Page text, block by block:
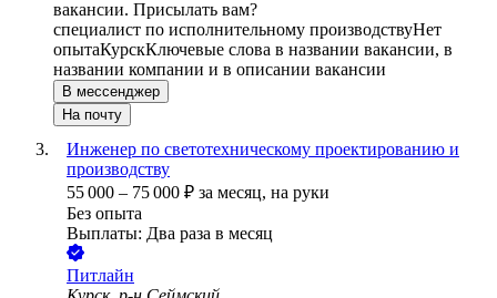
вакансии. Присылать вам?
специалист по исполнительному производствуНет
опытаКурскКлючевые слова в названии вакансии, в
названии компании и в описании вакансии
В мессенджер
На почту
Инженер по светотехническому проектированию и
производству
55 000 – 75 000 ₽ за месяц, на руки
Без опыта
Выплаты: Два раза в месяц
Питлайн